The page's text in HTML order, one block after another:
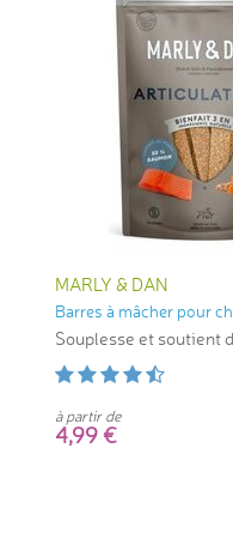
MARLY & DAN
Barres à mâcher pour
Souplesse et soutient
à partir de
4,99